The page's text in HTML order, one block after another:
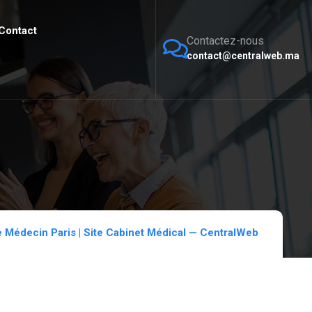
Contactez-nous
contact@centralweb.ma
Médecin Paris | Site Cabinet Médical — CentralWeb